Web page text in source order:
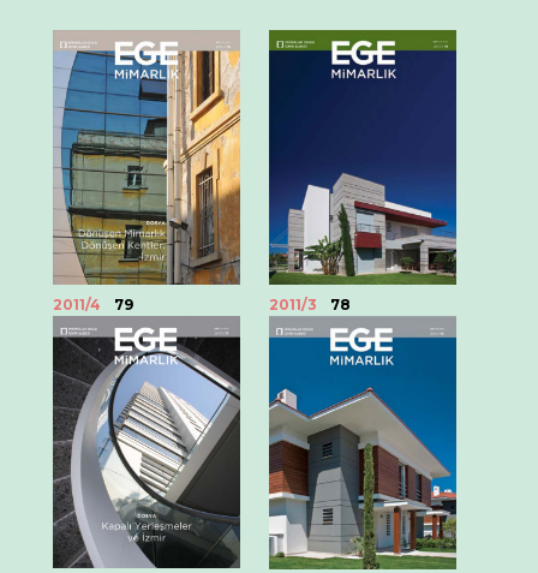
2011/4 79 2011/3 78